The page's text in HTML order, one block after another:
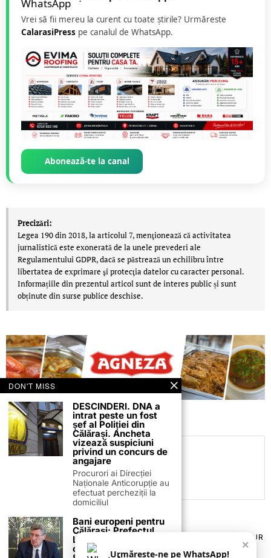
Vrei să fii mereu la curent cu toate știrile? Urmăreste
CalarasiPress pe canalul de WhatsApp.
Abonează-te la canal
Precizări:
Legea 190 din 2018, la articolul 7, menţionează că activitatea
jurnalistică este exonerată de la unele prevederi ale
Regulamentului GDPR, dacă se păstrează un echilibru între
libertatea de exprimare şi protecţia datelor cu caracter personal.
Informațiile din prezentul articol sunt de interes public și sunt
obținute din surse publice deschise.
C.C
TERMENI ȘI CONDIȚII
POLITICA DE ANULARE & RETUR
PUBLICITATE ONLINE & TIPĂRITĂ
CONTACT
×
Urmărește-ne pe WhatsApp!
DON'T MISS
DESCINDERI. DNA a
intrat peste un fost
șef al Poliției din
Călărași. Ancheta
vizează suspiciuni
privind un concurs de
angajare
Procurori ai Direcției
Naționale Anticorupție au
efectuat percheziții la
domiciliul
Bani europeni pentru
Călărași: Prefectul
Laurențiu State anunță
colaborarea cu ADR